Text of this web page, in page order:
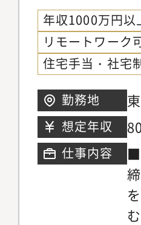
年収1000万円以
リモートワーク
住宅手当・社宅
勤務地
想定年収
仕事内容
■